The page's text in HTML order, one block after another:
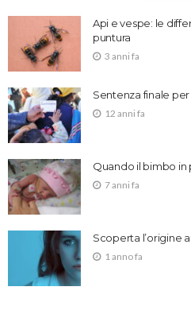
Api e vespe: le
puntura
3 anni fa
Sentenza finale
12 anni fa
Quando il bimbo in
7 anni fa
Scoperta l’origine
1 anno fa